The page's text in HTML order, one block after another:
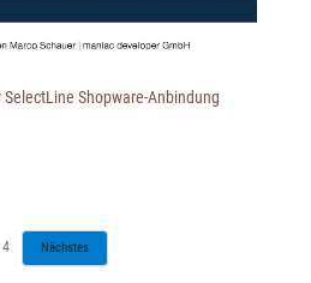
Shopware-Anbindung
4 Nächstes